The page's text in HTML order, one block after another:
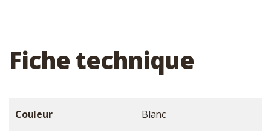
Fiche technique
Couleur Blanc